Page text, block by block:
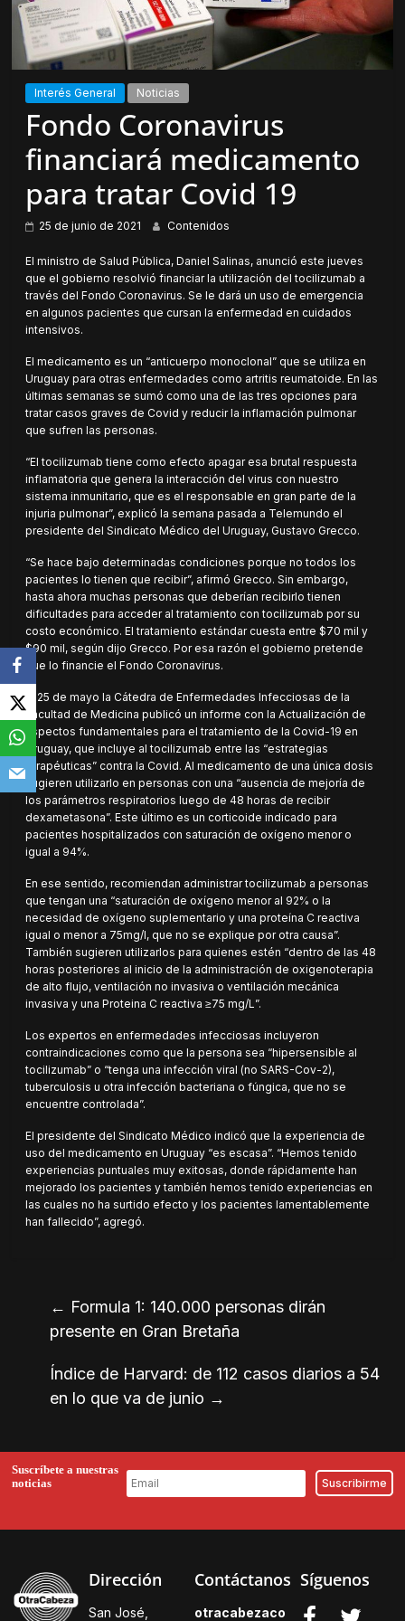
Interés General Noticias
Fondo Coronavirus
financiará medicamento
para tratar Covid 19
25 de junio de 2021 Contenidos
El ministro de Salud Pública, Daniel Salinas, anunció este jueves
que el gobierno resolvió financiar la utilización del tocilizumab a
través del Fondo Coronavirus. Se le dará un uso de emergencia
en algunos pacientes que cursan la enfermedad en cuidados
intensivos.
El medicamento es un “anticuerpo monoclonal” que se utiliza en
Uruguay para otras enfermedades como artritis reumatoide. En las
últimas semanas se sumó como una de las tres opciones para
tratar casos graves de Covid y reducir la inflamación pulmonar
que sufren las personas.
“El tocilizumab tiene como efecto apagar esa brutal respuesta
inflamatoria que genera la interacción del virus con nuestro
sistema inmunitario, que es el responsable en gran parte de la
injuria pulmonar”, explicó la semana pasada a Telemundo el
presidente del Sindicato Médico del Uruguay, Gustavo Grecco.
“Se hace bajo determinadas condiciones porque no todos los
pacientes lo tienen que recibir”, afirmó Grecco. Sin embargo,
hasta ahora muchas personas que deberían recibirlo tienen
dificultades para acceder al tratamiento con tocilizumab por su
costo económico. El tratamiento estándar cuesta entre $70 mil y
$90 mil, según dijo Grecco. Por esa razón el gobierno pretende
que lo financie el Fondo Coronavirus.
El 25 de mayo la Cátedra de Enfermedades Infecciosas de la
Facultad de Medicina publicó un informe con la Actualización de
aspectos fundamentales para el tratamiento de la Covid-19 en
Uruguay, que incluye al tocilizumab entre las “estrategias
terapéuticas” contra la Covid. Al medicamento de una única dosis
sugieren utilizarlo en personas con una “ausencia de mejoría de
los parámetros respiratorios luego de 48 horas de recibir
dexametasona”. Este último es un corticoide indicado para
pacientes hospitalizados con saturación de oxígeno menor o
igual a 94%.
En ese sentido, recomiendan administrar tocilizumab a personas
que tengan una “saturación de oxígeno menor al 92% o la
necesidad de oxígeno suplementario y una proteína C reactiva
igual o menor a 75mg/l, que no se explique por otra causa”.
También sugieren utilizarlos para quienes estén “dentro de las 48
horas posteriores al inicio de la administración de oxigenoterapia
de alto flujo, ventilación no invasiva o ventilación mecánica
invasiva y una Proteina C reactiva ≥75 mg/L”.
Los expertos en enfermedades infecciosas incluyeron
contraindicaciones como que la persona sea “hipersensible al
tocilizumab” o “tenga una infección viral (no SARS-Cov-2),
tuberculosis u otra infección bacteriana o fúngica, que no se
encuentre controlada”.
El presidente del Sindicato Médico indicó que la experiencia de
uso del medicamento en Uruguay “es escasa”. “Hemos tenido
experiencias puntuales muy exitosas, donde rápidamente han
mejorado los pacientes y también hemos tenido experiencias en
las cuales no ha surtido efecto y los pacientes lamentablemente
han fallecido”, agregó.
← Formula 1: 140.000 personas dirán
presente en Gran Bretaña
Índice de Harvard: de 112 casos diarios a 54
en lo que va de junio →
Suscríbete a nuestras
noticias
Dirección
San José,
Contáctanos
otracabezaco
Síguenos